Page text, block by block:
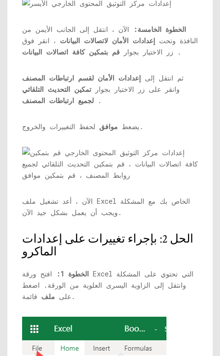
الخطوة الخامسة:
الآن ، انتقل إلى الجانب الأيمن من
النافذة وتحت إعدادات الأمان لاتصالات البيانات ، انقر فوق
زر الاختيار بجوار قم بتمكين كافة اتصالات البيانات .
ثم انتقل إلى إعدادات الأمان لقسم ارتباطات المصنف
وانقر على زر الاختيار بجوار تمكين التحديث التلقائي
لجميع ارتباطات المصنف .
يضعط موافق لحفظ التغييرات والخروج.
الآن ، أعد تشغيل ملف Excel الخاص بك مع المشكلة
ويجب أن يعمل بشكل جيد الآن.
الحل 2: بإجراء تغييرات على إعدادات
الماكرو
الخطوة 1:
افتح ورقة Excel التي تحتوي على المشكلة
وانتقل إلى الزاوية اليسرى العلوية من الورقة. اضغط
على ملف قائمة.